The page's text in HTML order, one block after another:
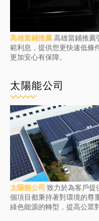
高雄當鋪推薦高雄當鋪推薦
範利息，提供您更快速低條
更加安心有保障。
太陽能公司
太陽能公司 致力於為客戶提
個項目都秉持著對環境的尊
綠色能源的轉型，提高公眾